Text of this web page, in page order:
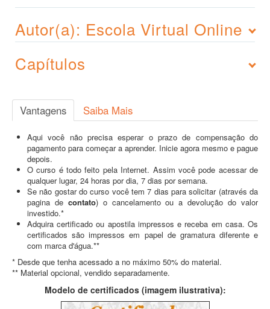
Autor(a): Escola Virtual Online
Capítulos
Vantagens Saiba Mais
Aqui você não precisa esperar o prazo de compensação do
pagamento para começar a aprender. Inicie agora mesmo e pague
depois.
O curso é todo feito pela Internet. Assim você pode acessar de
qualquer lugar, 24 horas por dia, 7 dias por semana.
Se não gostar do curso você tem 7 dias para solicitar (através da
pagina de contato) o cancelamento ou a devolução do valor
investido.*
Adquira certificado ou apostila impressos e receba em casa. Os
certificados são impressos em papel de gramatura diferente e
com marca d'água.**
* Desde que tenha acessado a no máximo 50% do material.
** Material opcional, vendido separadamente.
Modelo de certificados (imagem ilustrativa):